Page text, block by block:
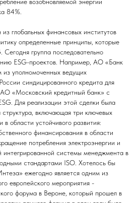
84%.
глобальных финансовых институтов
определенные принципы, которые
Сегодня группа последовательно
ESG-проектов. Например, АО «Банк
уполномоченных ведущих
синдицированного кредита для
«Московский кредитный банк» с
Для реализации этой сделки была
включающая три ключевых
в области устойчивого развития:
финансирования в области
потребления электроэнергии и
интегрированной системы менеджмента в
стандартами ISO. Хотелось бы
ежегодно является одним из
европейского мероприятия -
форума в Вероне, который прошел в